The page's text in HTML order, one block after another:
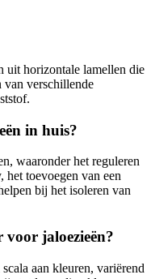
uit horizontale lamellen die
van verschillende
in huis?
waaronder het reguleren
toevoegen van een
bij het isoleren van
jaloezieën?
aan kleuren, variërend